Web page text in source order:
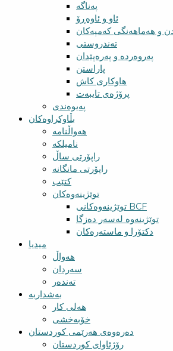
پەناگە
ئاو و ئاوەڕۆ
و هەماهەنگی کەمپەکان
تەندروستی
پەروەردە و پەرەپێدان
پاراستن
هاوکاری کاش
پرۆژەی تایبەت
پەیوەندی
بڵاوکراوەکان
هەواڵنامە
نامیلکە
راپۆرتی ساڵ
راپۆرتی مانگانە
کتێب
توێژینەوەکان
توێژینەوەکانی BCF​
توێژینەوە لەسەر دەزگا
دکتۆرا و ماستەرەکان
میدیا
‌‌هەواڵ
سه‌ردان
تەندەر
بەشداربە
هەلی کار
خۆبەخشی
دەرەوەی هەرێمی کوردستان
رۆژئاوای کوردستان